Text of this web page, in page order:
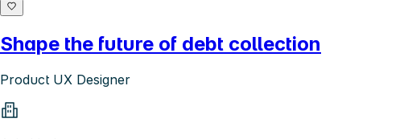
Shape the future of debt collection
Product UX Designer